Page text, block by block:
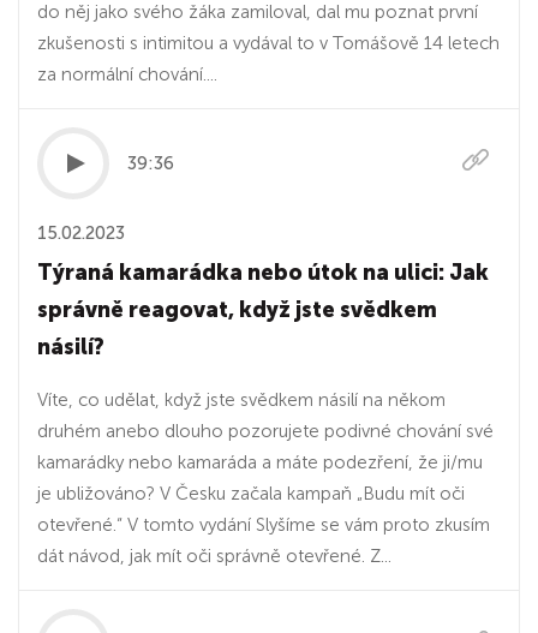
do něj jako svého žáka zamiloval, dal mu poznat první
zkušenosti s intimitou a vydával to v Tomášově 14 letech
za normální chování....
39:36
15.02.2023
Týraná kamarádka nebo útok na ulici: Jak
správně reagovat, když jste svědkem
násilí?
Víte, co udělat, když jste svědkem násilí na někom
druhém anebo dlouho pozorujete podivné chování své
kamarádky nebo kamaráda a máte podezření, že ji/mu
je ubližováno? V Česku začala kampaň „Budu mít oči
otevřené.“ V tomto vydání Slyšíme se vám proto zkusím
dát návod, jak mít oči správně otevřené. Z...